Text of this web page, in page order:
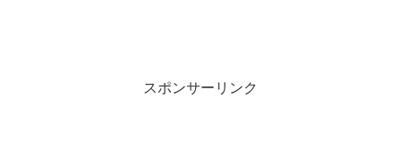
スポンサーリンク